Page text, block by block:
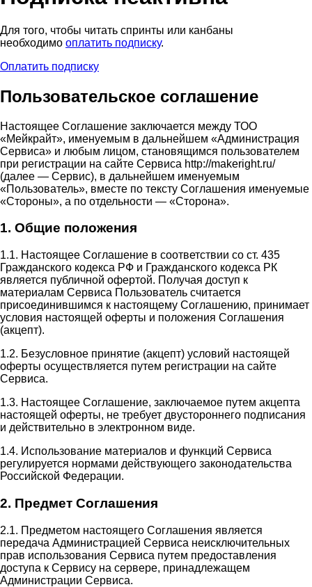
Для того, чтобы читать спринты или канбаны
необходимо оплатить подписку.
Оплатить подписку
Пользовательское соглашение
Настоящее Соглашение заключается между ТОО
«Мейкрайт», именуемым в дальнейшем «Администрация
Сервиса» и любым лицом, становящимся пользователем
при регистрации на сайте Сервиса http://makeright.ru/
(далее — Сервис), в дальнейшем именуемым
«Пользователь», вместе по тексту Соглашения именуемые
«Стороны», а по отдельности — «Сторона».
1. Общие положения
1.1. Настоящее Соглашение в соответствии со ст. 435
Гражданского кодекса РФ и Гражданского кодекса РК
является публичной офертой. Получая доступ к
материалам Сервиса Пользователь считается
присоединившимся к настоящему Соглашению, принимает
условия настоящей оферты и положения Соглашения
(акцепт).
1.2. Безусловное принятие (акцепт) условий настоящей
оферты осуществляется путем регистрации на сайте
Сервиса.
1.3. Настоящее Соглашение, заключаемое путем акцепта
настоящей оферты, не требует двустороннего подписания
и действительно в электронном виде.
1.4. Использование материалов и функций Сервиса
регулируется нормами действующего законодательства
Российской Федерации.
2. Предмет Соглашения
2.1. Предметом настоящего Соглашения является
передача Администрацией Сервиса неисключительных
прав использования Сервиса путем предоставления
доступа к Сервису на сервере, принадлежащем
Администрации Сервиса.